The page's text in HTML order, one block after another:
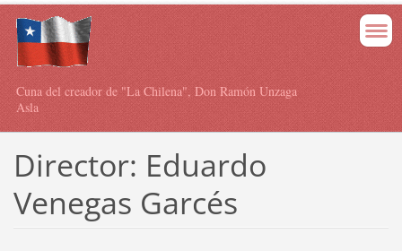
Cuna del creador de "La Chilena", Don Ramón Unzaga
Asla
Director: Eduardo
Venegas Garcés